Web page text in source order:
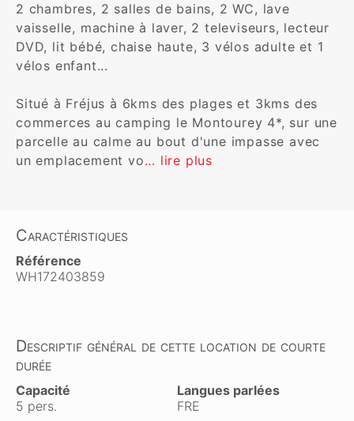
2 chambres, 2 salles de bains, 2 WC, lave
vaisselle, machine à laver, 2 televiseurs, lecteur
DVD, lit bébé, chaise haute, 3 vélos adulte et 1
vélos enfant...
Situé à Fréjus à 6kms des plages et 3kms des
commerces au camping le Montourey 4*, sur une
parcelle au calme au bout d'une impasse avec
un emplacement vo... lire plus
Caractéristiques
Référence
WH172403859
Descriptif général de cette location de courte
durée
Capacité
5 pers.
Langues parlées
FRE